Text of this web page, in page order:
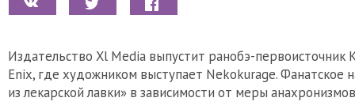
Издательство Xl Media выпустит ранобэ-
Enix, где художником выступает Nekokurage.
из лекарской лавки» в зависимости от меры